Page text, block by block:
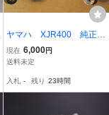
ヤマハ XJR400 純正フ
ロントブレーキキャリパ
ー 4HM フロントキャ
冷4気筒 フロントブレー
現在 6,000円
送料未定
入札 - 残り 23時間